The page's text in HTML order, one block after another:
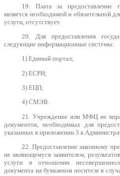
19. Плата за предоставление
является необходимой и обязательной
услуги, отсутствует.
20. Для предоставления
следующие информационные системы:
1) Единый портал;
2) ЕСРН;
3) ЕЦП;
4) СМЭВ.
21. Учреждение или МФЦ не
документов, необходимых для
указанных в приложении 3 к
22. Предоставление законному
не являющемуся заявителем,
услуги в отношении
документа на бумажном носителе в